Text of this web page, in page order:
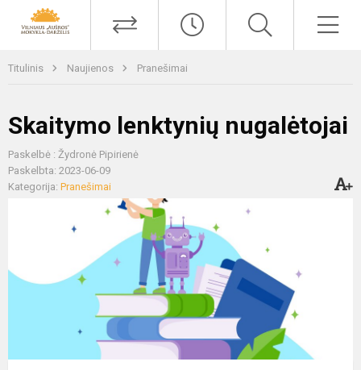
Titulinis Naujienos Pranešimai
Skaitymo lenktynių nugalėtojai
Paskelbė : Žydronė Pipirienė
Paskelbta: 2023-06-09
Kategorija: Pranešimai